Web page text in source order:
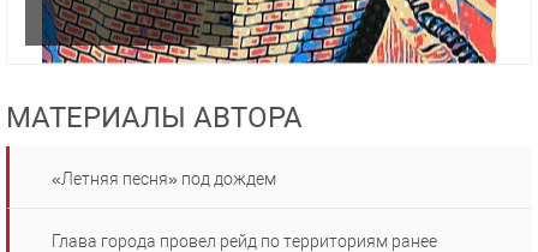
МАТЕРИАЛЫ АВТОРА
«Летняя песня» под дождем
Глава города провел рейд по территориям ранее